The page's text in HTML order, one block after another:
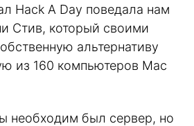
Hack A Day поведала нам
Стив, который своими
альтернативу
из 160 компьютеров Mac
необходим был сервер, но